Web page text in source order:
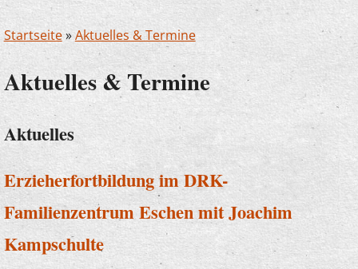
Startseite»Aktuelles & Termine
Aktuelles & Termine
Aktuelles
Erzieherfortbildung im DRK-
Familienzentrum Eschen mit Joachim
Kampschulte